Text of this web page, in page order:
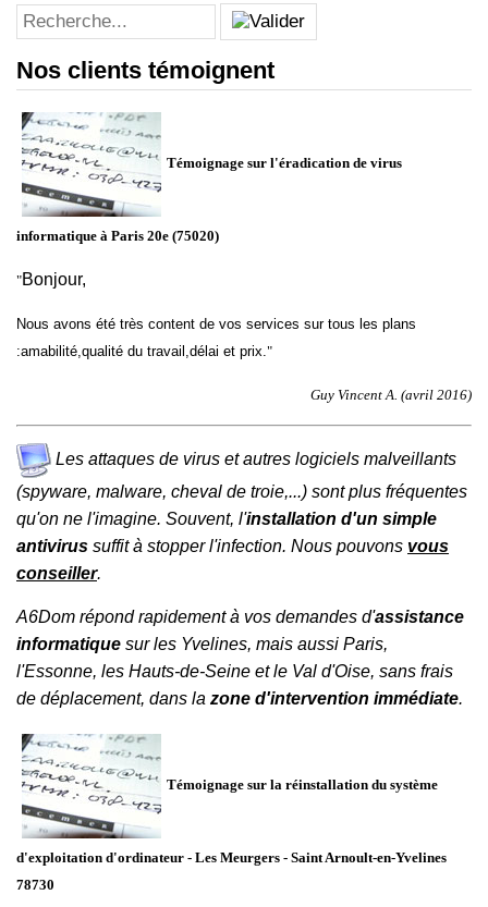
Nos clients témoignent
Témoignage sur l'éradication de virus
informatique à Paris 20e (75020)
"Bonjour,
Nous avons été très content de vos services sur tous les plans
:amabilité,qualité du travail,délai et prix."
Guy Vincent A. (avril 2016)
Les attaques de virus et autres logiciels malveillants
(spyware, malware, cheval de troie,...) sont plus fréquentes
qu'on ne l'imagine. Souvent, l'installation d'un simple
antivirus suffit à stopper l'infection. Nous pouvons vous
conseiller.
A6Dom répond rapidement à vos demandes d'assistance
informatique sur les Yvelines, mais aussi Paris,
l'Essonne, les Hauts-de-Seine et le Val d'Oise, sans frais
de déplacement, dans la zone d'intervention immédiate.
Témoignage sur la réinstallation du système
d'exploitation d'ordinateur - Les Meurgers - Saint Arnoult-en-Yvelines
78730